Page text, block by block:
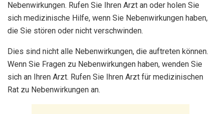
Nebenwirkungen. Rufen Sie Ihren Arzt an oder holen Sie
sich medizinische Hilfe, wenn Sie Nebenwirkungen haben,
die Sie stören oder nicht verschwinden.
Dies sind nicht alle Nebenwirkungen, die auftreten können.
Wenn Sie Fragen zu Nebenwirkungen haben, wenden Sie
sich an Ihren Arzt. Rufen Sie Ihren Arzt für medizinischen
Rat zu Nebenwirkungen an.